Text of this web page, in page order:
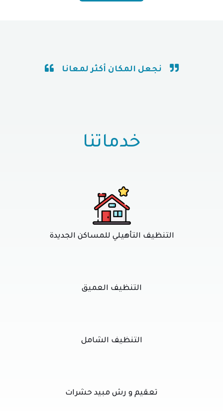
نجعل المكان أكثر لمعانا
خدماتنا
التنظيف التأهيلي للمساكن الجديدة
التنظيف العميق
التنظيف الشامل
تعقيم و رش مبيد حشرات